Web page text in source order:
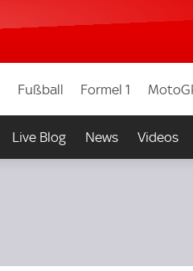
Fußball Formel 1
Live Blog News Videos